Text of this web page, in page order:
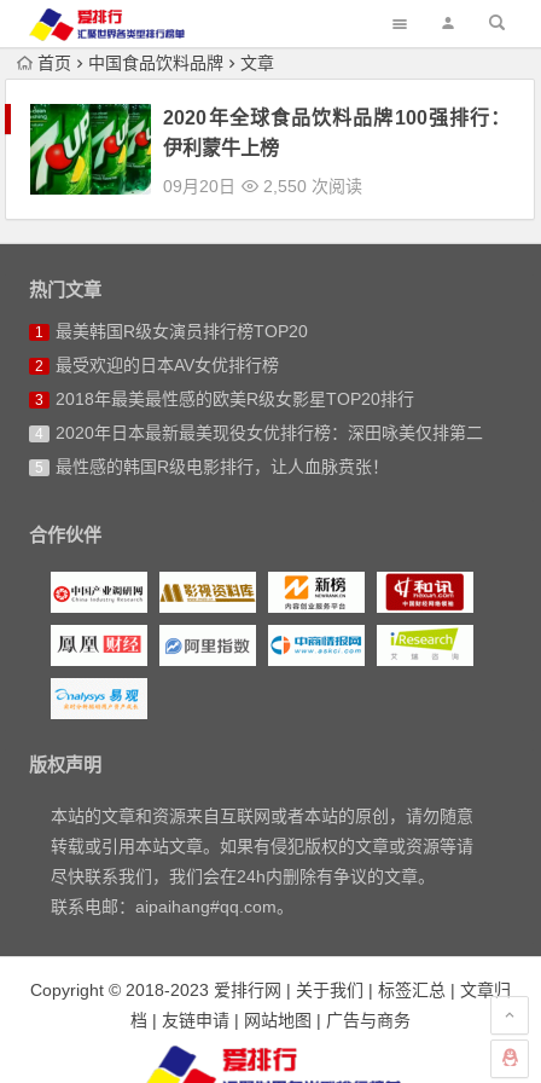
首页 中国食品饮料品牌 文章
2020年全球食品饮料品牌100强排行：
伊利蒙牛上榜
09月20日 2,550 次阅读
热门文章
1 最美韩国R级女演员排行榜TOP20
2 最受欢迎的日本AV女优排行榜
3 2018年最美最性感的欧美R级女影星TOP20排行
4 2020年日本最新最美现役女优排行榜：深田咏美仅排第二
5 最性感的韩国R级电影排行，让人血脉贲张！
合作伙伴
版权声明
本站的文章和资源来自互联网或者本站的原创，请勿随意
转载或引用本站文章。如果有侵犯版权的文章或资源等请
尽快联系我们，我们会在24h内删除有争议的文章。
联系电邮：aipaihang#qq.com。
Copyright © 2018-2023 爱排行网 | 关于我们 | 标签汇总 | 文章归
档 | 友链申请 | 网站地图 | 广告与商务